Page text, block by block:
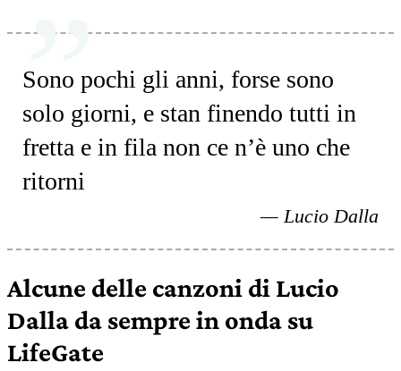
Sono pochi gli anni, forse sono
solo giorni, e stan finendo tutti in
fretta e in fila non ce n’è uno che
ritorni
Lucio Dalla
Alcune delle canzoni di Lucio
Dalla da sempre in onda su
LifeGate